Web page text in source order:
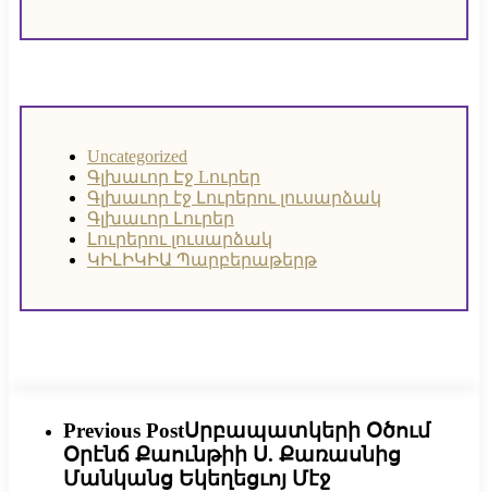
Uncategorized
Գլխաւոր Էջ Lուրեր
Գլխաւոր էջ Լուրերու լուսարձակ
Գլխաւոր Լուրեր
Լուրերու լուսարձակ
ԿԻԼԻԿԻԱ Պարբերաթերթ
Previous PostՍրբապատկերի Օծում
Օրէնճ Քաունթիի Ս. Քառասնից
Մանկանց Եկեղեցւոյ Մէջ